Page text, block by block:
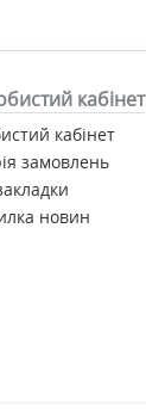
кабінет
кабінет
замовлень
новин